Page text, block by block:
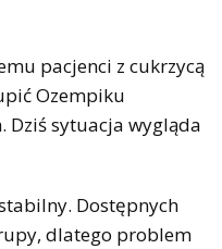
pacjenci z cukrzycą
Ozempiku
Dziś sytuacja wygląda
Dostępnych
dlatego problem